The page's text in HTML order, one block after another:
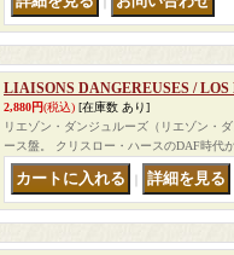
LIAISONS DANGEREUSES /
2,880円(税込) [在庫数 あり]
リエゾン・ダンジュルーズ（リエゾン・
ース盤。 クリスロー・ハースのDAF時代